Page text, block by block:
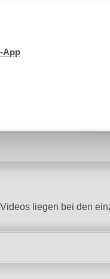
App
liegen bei den